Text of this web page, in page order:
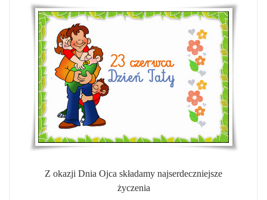
Z okazji Dnia Ojca składamy najserdeczniejsze
życzenia